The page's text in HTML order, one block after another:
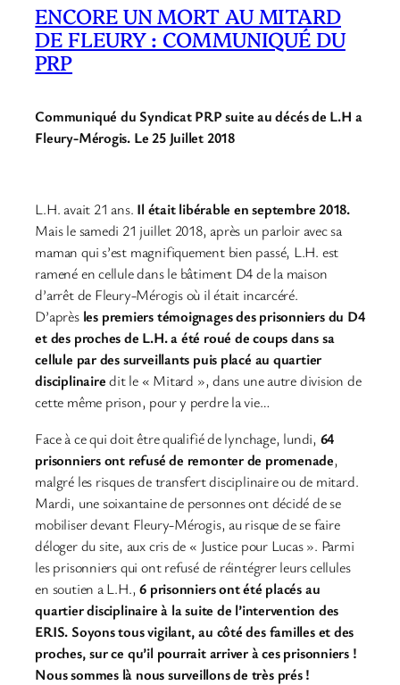
ENCORE UN MORT AU MITARD
DE FLEURY : COMMUNIQUÉ DU
PRP
Communiqué du Syndicat PRP suite au décés de L.H a
Fleury-Mérogis. Le 25 Juillet 2018
L.H. avait 21 ans. Il était libérable en septembre 2018.
Mais le samedi 21 juillet 2018, après un parloir avec sa
maman qui s’est magnifiquement bien passé, L.H. est
ramené en cellule dans le bâtiment D4 de la maison
d’arrêt de Fleury-Mérogis où il était incarcéré.
D’aprèsles premiers témoignages des prisonniers du D4
et des proches de L.H. a été roué de coups dans sa
cellule par des surveillants puis placé au quartier
disciplinairedit le « Mitard », dans une autre division de
cette même prison, pour y perdre la vie…
Face à ce qui doit être qualifié de lynchage, lundi, 64
prisonniers ont refusé de remonter de promenade,
malgré les risques de transfert disciplinaire ou de mitard.
Mardi, une soixantaine de personnes ont décidé de se
mobiliser devant Fleury-Mérogis, au risque de se faire
déloger du site, aux cris de « Justice pour Lucas ». Parmi
les prisonniers qui ont refusé de réintégrer leurs cellules
en soutien a L.H.,6 prisonniers ont été placés au
quartier disciplinaire à la suite de l’intervention des
ERIS. Soyons tous vigilant, au côté des familles et des
proches, sur ce qu’il pourrait arriver à ces prisonniers !
Nous sommes là nous surveillons de très prés !